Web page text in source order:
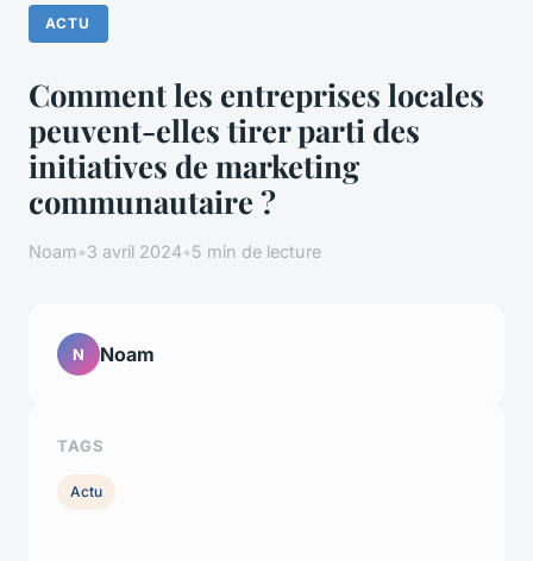
ACTU
Comment les entreprises locales
peuvent-elles tirer parti des
initiatives de marketing
communautaire ?
Noam•3 avril 2024•5 min de lecture
N Noam
TAGS
Actu